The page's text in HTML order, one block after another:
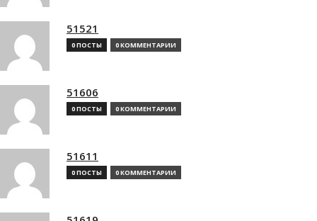
51521
0 ПОСТЫ 0 КОММЕНТАРИИ
51606
0 ПОСТЫ 0 КОММЕНТАРИИ
51611
0 ПОСТЫ 0 КОММЕНТАРИИ